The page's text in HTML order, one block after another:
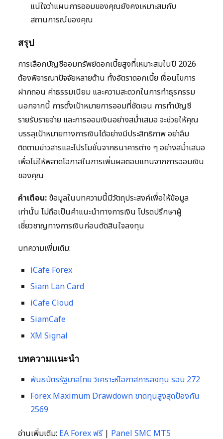
แน่ใจว่าแผนการออมของคุณยังคงเหมาะสมกับ
สถานการณ์ของคุณ
สรุป
การเลือกบัญชีออมทรัพย์ดอกเบี้ยสูงที่เหมาะสมในปี 2026
ต้องพิจารณาปัจจัยหลายด้าน ทั้งอัตราดอกเบี้ย เงื่อนไขการ
ฝากถอน ค่าธรรมเนียม และความสะดวกในการทำธุรกรรม
นอกจากนี้ การตั้งเป้าหมายการออมที่ชัดเจน การทำบัญชี
รายรับรายจ่าย และการออมเงินอย่างสม่ำเสมอ จะช่วยให้คุณ
บรรลุเป้าหมายทางการเงินได้อย่างมีประสิทธิภาพ อย่าลืม
ติดตามข่าวสารและโปรโมชั่นจากธนาคารต่าง ๆ อย่างสม่ำเสมอ
เพื่อไม่ให้พลาดโอกาสในการเพิ่มผลตอบแทนจากการออมเงิน
ของคุณ
คำเตือน: ข้อมูลในบทความนี้มีวัตถุประสงค์เพื่อให้ข้อมูล
เท่านั้น ไม่ถือเป็นคำแนะนำทางการเงิน โปรดปรึกษาผู้
เชี่ยวชาญทางการเงินก่อนตัดสินใจลงทุน
บทความเพิ่มเติม:
iCafe Forex
Siam Lan Card
iCafe Cloud
SiamCafe
XM Signal
บทความแนะนำ
พันธบัตรรัฐบาลไทย วิเคราะห์โอกาสการลงทุน รอบ 272
Forex Maximum Drawdown ขาดทุนสูงสุดป้องกัน
2569
อ่านเพิ่มเติม: EA Forex ฟรี| Panel SMC MT5